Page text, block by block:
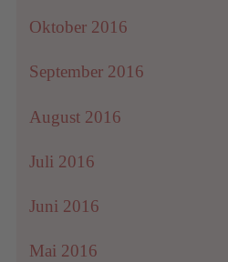
Oktober 2016
September 2016
August 2016
Juli 2016
Juni 2016
Mai 2016